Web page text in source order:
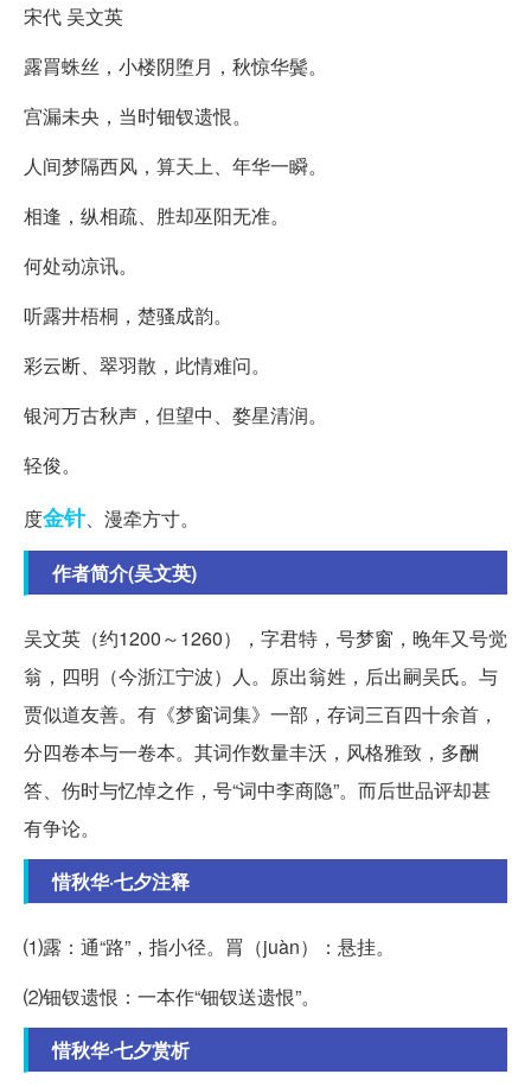
宋代 吴文英
露罥蛛丝，小楼阴堕月，秋惊华鬓。
宫漏未央，当时钿钗遗恨。
人间梦隔西风，算天上、年华一瞬。
相逢，纵相疏、胜却巫阳无准。
何处动凉讯。
听露井梧桐，楚骚成韵。
彩云断、翠羽散，此情难问。
银河万古秋声，但望中、婺星清润。
轻俊。
度金针、漫牵方寸。
作者简介(吴文英)
吴文英（约1200～1260），字君特，号梦窗，晚年又号觉
翁，四明（今浙江宁波）人。原出翁姓，后出嗣吴氏。与
贾似道友善。有《梦窗词集》一部，存词三百四十余首，
分四卷本与一卷本。其词作数量丰沃，风格雅致，多酬
答、伤时与忆悼之作，号“词中李商隐”。而后世品评却甚
有争论。
惜秋华·七夕注释
⑴露：通“路”，指小径。罥（juàn）：悬挂。
⑵钿钗遗恨：一本作“钿钗送遗恨”。
惜秋华·七夕赏析